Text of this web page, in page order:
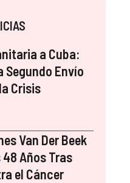
a Cuba:
Segundo Envío
Crisis
Van Der Beek
Años Tras
el Cáncer